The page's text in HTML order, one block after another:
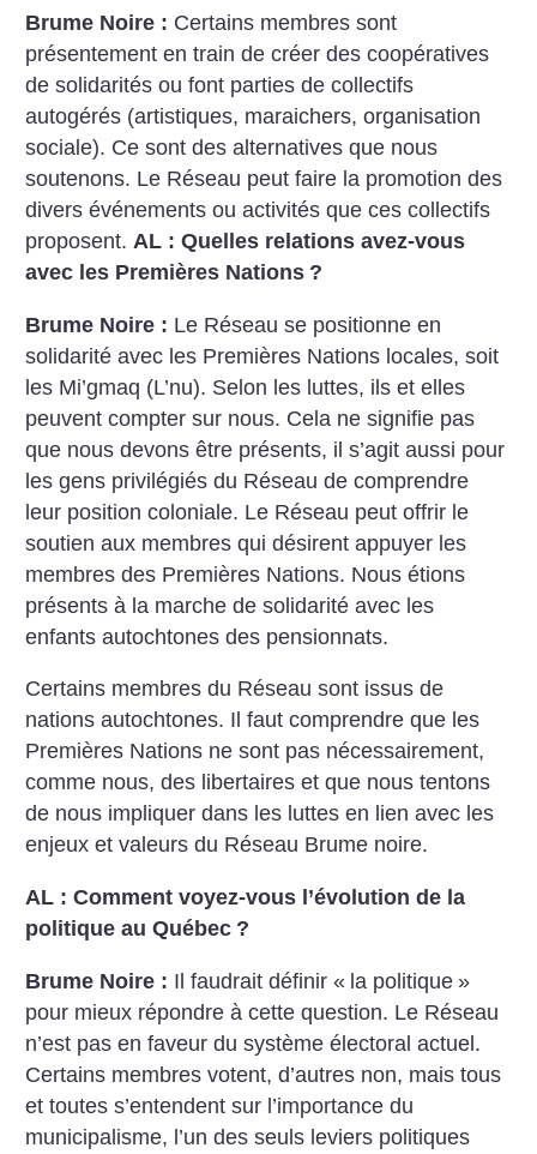
Brume Noire : Certains membres sont
présentement en train de créer des coopératives
de solidarités ou font parties de collectifs
autogérés (artistiques, maraichers, organisation
sociale). Ce sont des alternatives que nous
soutenons. Le Réseau peut faire la promotion des
divers événements ou activités que ces collectifs
proposent. AL : Quelles relations avez-vous
avec les Premières Nations ?
Brume Noire : Le Réseau se positionne en
solidarité avec les Premières Nations locales, soit
les Mi’gmaq (L’nu). Selon les luttes, ils et elles
peuvent compter sur nous. Cela ne signifie pas
que nous devons être présents, il s’agit aussi pour
les gens privilégiés du Réseau de comprendre
leur position coloniale. Le Réseau peut offrir le
soutien aux membres qui désirent appuyer les
membres des Premières Nations. Nous étions
présents à la marche de solidarité avec les
enfants autochtones des pensionnats.
Certains membres du Réseau sont issus de
nations autochtones. Il faut comprendre que les
Premières Nations ne sont pas nécessairement,
comme nous, des libertaires et que nous tentons
de nous impliquer dans les luttes en lien avec les
enjeux et valeurs du Réseau Brume noire.
AL : Comment voyez-vous l’évolution de la
politique au Québec ?
Brume Noire : Il faudrait définir « la politique »
pour mieux répondre à cette question. Le Réseau
n’est pas en faveur du système électoral actuel.
Certains membres votent, d’autres non, mais tous
et toutes s’entendent sur l’importance du
municipalisme, l’un des seuls leviers politiques